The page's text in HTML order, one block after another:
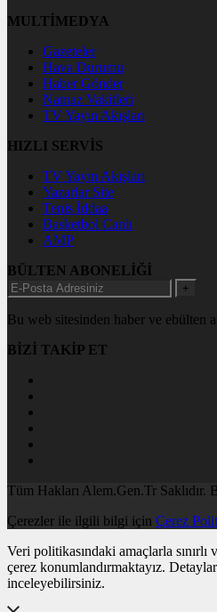
MULTİMEDYA
Gazeteler
Hava Durumu
Haber Gönder
Namaz Vakitleri
TV Yayın Akışları
HIZLI SERVİS
TV Yayın Akışları
Yazarlar Site
Tenis İddaa
Basketbol Canlı
AMP
BÜLTEN ABONELİĞİ
+
Bu web sitesinden haber ve ebülten
BİZİ TAKİP ET
Tüm Hakları Alem.Gen.Tr
Çerezler ile ilgili bilgi için Çerez
Veri politikasındaki amaçlarla
çerez konumlandırmaktayız.
inceleyebilirsiniz.